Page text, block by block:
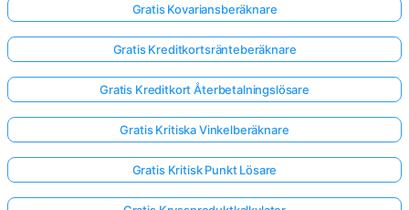
Gratis Kovariansberäknare
Gratis Kreditkortsränteberäknare
Gratis Kreditkort Återbetalningslösare
Gratis Kritiska Vinkelberäknare
Gratis Kritisk Punkt Lösare